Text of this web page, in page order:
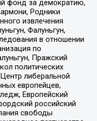
фонд за демократию,
Родники
извлечения
Фалуньгун,
в отношении
по
Пражский
политических
либеральной
европейцев,
Европейский
российский
свободы